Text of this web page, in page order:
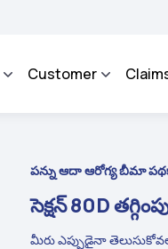
Grievance Management
Customer
పన్ను ఆదా ఆరోగ్య బీమా
సెక్షన్ 80D
మీరు ఎప్పుడైనా